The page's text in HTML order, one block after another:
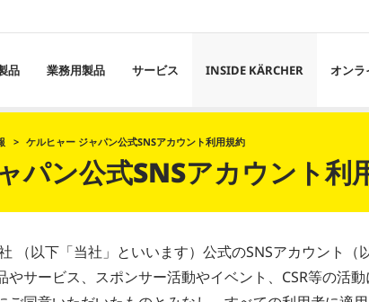
品 業務用製品 サービス INSIDE KÄRCHER オンラ
ケルヒャー ジャパン公式SNSアカウント利用規約
パン公式SNSアカウント利
（以下「当社」といいます）公式のSNSアカウント
サービス、スポンサー活動やイベント、CSR等の活